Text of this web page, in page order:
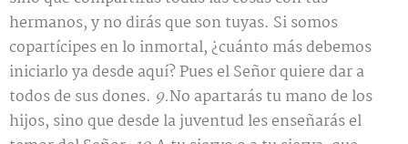
hermanos, y no dirás que son tuyas. Si somos
copartícipes en lo inmortal, ¿cuánto más debemos
iniciarlo ya desde aquí? Pues el Señor quiere dar a
todos de sus dones. 9.No apartarás tu mano de los
hijos, sino que desde la juventud les enseñarás el